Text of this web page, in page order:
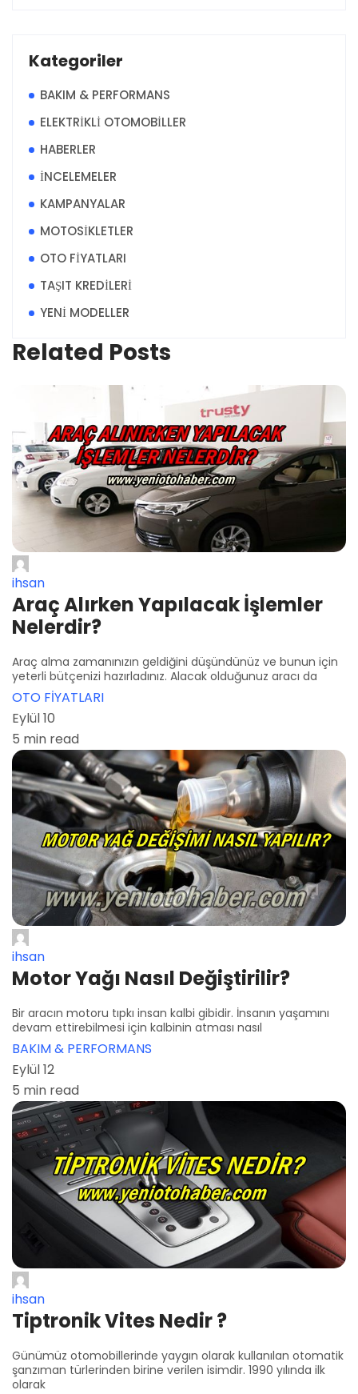
Kategoriler
BAKIM & PERFORMANS
ELEKTRİKLİ OTOMOBİLLER
HABERLER
İNCELEMELER
KAMPANYALAR
MOTOSİKLETLER
OTO FİYATLARI
TAŞIT KREDİLERİ
YENİ MODELLER
Related Posts
ihsan
Araç Alırken Yapılacak İşlemler
Nelerdir?
Araç alma zamanınızın geldiğini düşündünüz ve bunun için
yeterli bütçenizi hazırladınız. Alacak olduğunuz aracı da
OTO FİYATLARI
Eylül 10
5 min read
ihsan
Motor Yağı Nasıl Değiştirilir?
Bir aracın motoru tıpkı insan kalbi gibidir. İnsanın yaşamını
devam ettirebilmesi için kalbinin atması nasıl
BAKIM & PERFORMANS
Eylül 12
5 min read
ihsan
Tiptronik Vites Nedir ?
Günümüz otomobillerinde yaygın olarak kullanılan otomatik
şanzıman türlerinden birine verilen isimdir. 1990 yılında ilk
olarak